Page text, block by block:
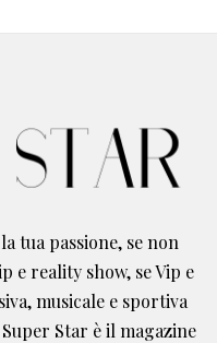
tua passione, se non
e reality show, se Vip e
musicale e sportiva
Star è il magazine